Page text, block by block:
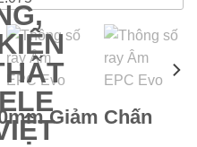
Giảm Chấn